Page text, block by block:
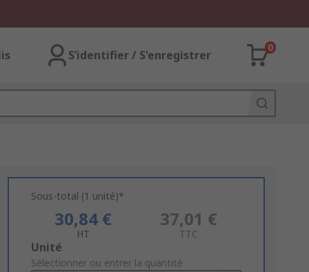
S’identifier / S'enregistrer
0
Sous-total (1 unité)*
30,84 €
HT
37,01 €
TTC
Add
to
Unité
Sélectionner ou entrer la quantité